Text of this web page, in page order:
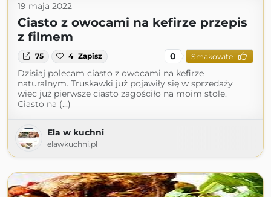
19 maja 2022
Ciasto z owocami na kefirze przepis
z filmem
75 4 Zapisz 0 Smakowite
Dzisiaj polecam ciasto z owocami na kefirze
naturalnym. Truskawki już pojawiły się w sprzedaży
wiec już pierwsze ciasto zagościło na moim stole.
Ciasto na (...)
Ela w kuchni
elawkuchni.pl